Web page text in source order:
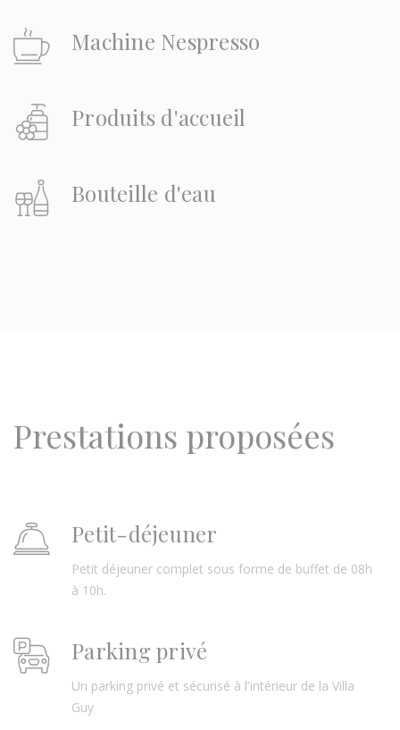
Machine Nespresso
Produits d'accueil
Bouteille d'eau
Prestations proposées
Petit-déjeuner
Petit déjeuner complet sous forme de buffet de 08h
à 10h.
Parking privé
Un parking privé et sécurisé à l'intérieur de la Villa
Guy